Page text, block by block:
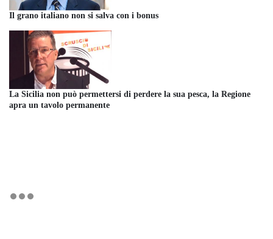
Il grano italiano non si salva con i bonus
La Sicilia non può permettersi di perdere la sua pesca, la Regione
apra un tavolo permanente